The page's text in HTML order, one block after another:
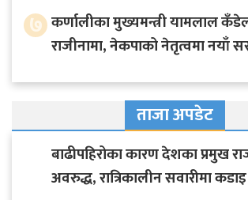
७ कर्णालीका मुख्यमन्त्री यामलाल
राजीनामा, नेकपाको नेतृत्वमा नयाँ
ताजा अपडेट
बाढीपहिरोका कारण देशका प्रमुख
अवरुद्ध, रात्रिकालीन सवारीमा कडाइ